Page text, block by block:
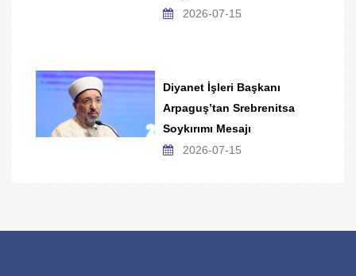
2026-07-15
Diyanet İşleri Başkanı
Arpaguş’tan Srebrenitsa
Soykırımı Mesajı
2026-07-15